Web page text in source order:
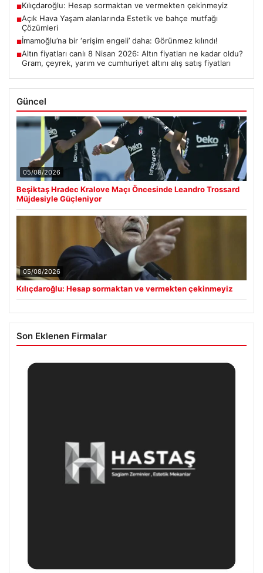
■Kılıçdaroğlu: Hesap sormaktan ve vermekten çekinmeyiz
■Açık Hava Yaşam alanlarında Estetik ve bahçe mutfağı
Çözümleri
■İmamoğlu’na bir ‘erişim engeli’ daha: Görünmez kılındı!
■Altın fiyatları canlı 8 Nisan 2026: Altın fiyatları ne kadar oldu?
Gram, çeyrek, yarım ve cumhuriyet altını alış satış fiyatları
Güncel
05/08/2026
Beşiktaş Hradec Kralove Maçı Öncesinde Leandro Trossard
Müjdesiyle Güçleniyor
05/08/2026
Kılıçdaroğlu: Hesap sormaktan ve vermekten çekinmeyiz
Son Eklenen Firmalar